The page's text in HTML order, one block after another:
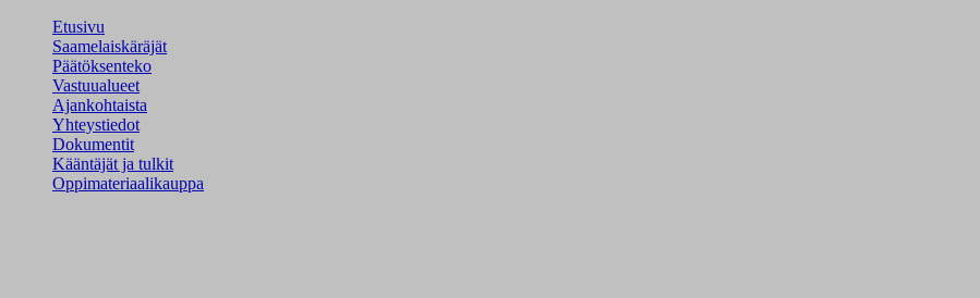
Etusivu
Saamelaiskäräjät
Päätöksenteko
Vastuualueet
Ajankohtaista
Yhteystiedot
Dokumentit
Kääntäjät ja tulkit
Oppimateriaalikauppa